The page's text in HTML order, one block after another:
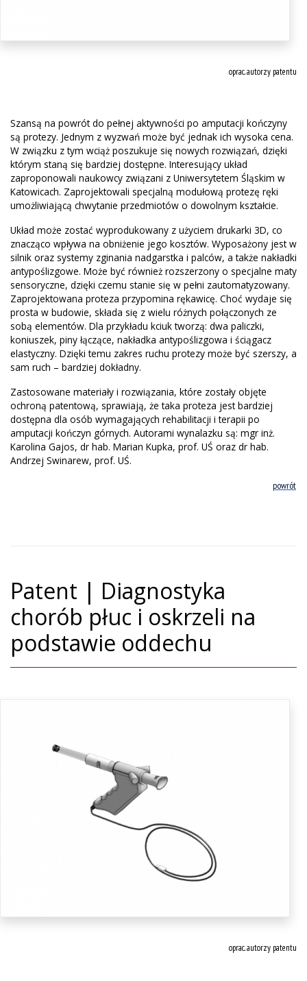
oprac. autorzy patentu
Szansą na powrót do pełnej aktywności po amputacji kończyny
są protezy. Jednym z wyzwań może być jednak ich wysoka cena.
W związku z tym wciąż poszukuje się nowych rozwiązań, dzięki
którym staną się bardziej dostępne. Interesujący układ
zaproponowali naukowcy związani z Uniwersytetem Śląskim w
Katowicach. Zaprojektowali specjalną modułową protezę ręki
umożliwiającą chwytanie przedmiotów o dowolnym kształcie.
Układ może zostać wyprodukowany z użyciem drukarki 3D, co
znacząco wpływa na obniżenie jego kosztów. Wyposażony jest w
silnik oraz systemy zginania nadgarstka i palców, a także nakładki
antypoślizgowe. Może być również rozszerzony o specjalne maty
sensoryczne, dzięki czemu stanie się w pełni zautomatyzowany.
Zaprojektowana proteza przypomina rękawicę. Choć wydaje się
prosta w budowie, składa się z wielu różnych połączonych ze
sobą elementów. Dla przykładu kciuk tworzą: dwa paliczki,
koniuszek, piny łączące, nakładka antypoślizgowa i ściągacz
elastyczny. Dzięki temu zakres ruchu protezy może być szerszy, a
sam ruch – bardziej dokładny.
Zastosowane materiały i rozwiązania, które zostały objęte
ochroną patentową, sprawiają, że taka proteza jest bardziej
dostępna dla osób wymagających rehabilitacji i terapii po
amputacji kończyn górnych. Autorami wynalazku są: mgr inż.
Karolina Gajos, dr hab. Marian Kupka, prof. UŚ oraz dr hab.
Andrzej Swinarew, prof. UŚ.
powrót
Patent | Diagnostyka
chorób płuc i oskrzeli na
podstawie oddechu
oprac. autorzy patentu